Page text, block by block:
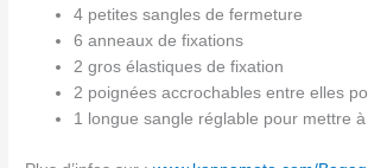
4 petites sangles de fermeture
6 anneaux de fixations
2 gros élastiques de fixation
2 poignées accrochables entre elles
1 longue sangle réglable pour mettre à